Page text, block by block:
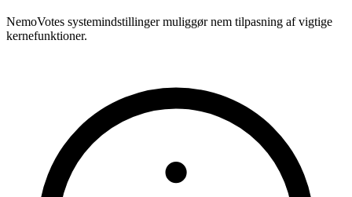
NemoVotes systemindstillinger muliggør nem tilpasning af vigtige
kernefunktioner.